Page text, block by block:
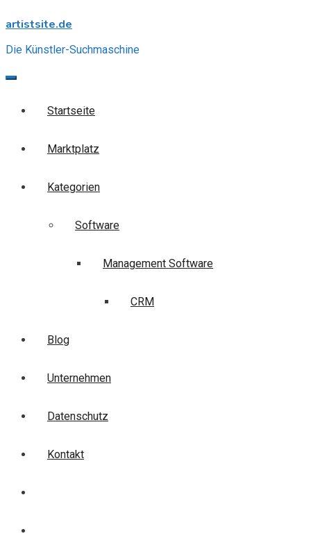
to
artistsite.de
Die Künstler-Suchmaschine
Startseite
Marktplatz
Kategorien
Software
Management Software
CRM
Blog
Unternehmen
Datenschutz
Kontakt